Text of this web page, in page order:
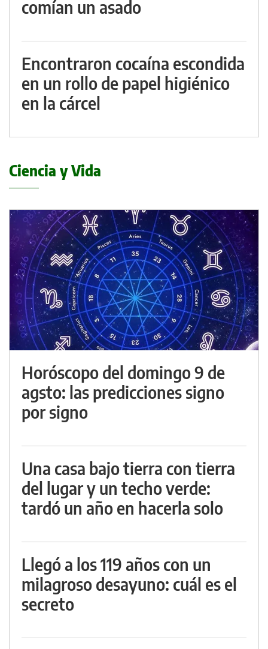
comían un asado
Encontraron cocaína escondida
en un rollo de papel higiénico
en la cárcel
Ciencia y Vida
Horóscopo del domingo 9 de
agsto: las predicciones signo
por signo
Una casa bajo tierra con tierra
del lugar y un techo verde:
tardó un año en hacerla solo
Llegó a los 119 años con un
milagroso desayuno: cuál es el
secreto